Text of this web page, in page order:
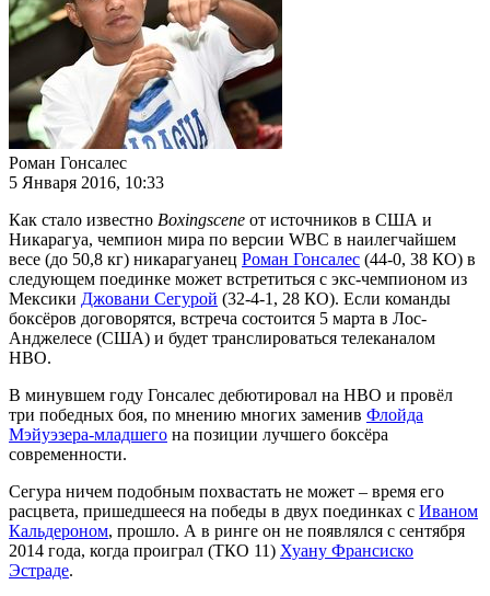
Роман Гонсалес
5 Января 2016, 10:33
Как стало известно Boxingscene от источников в США и
Никарагуа, чемпион мира по версии WBC в наилегчайшем
весе (до 50,8 кг) никарагуанец Роман Гонсалес (44-0, 38 КО) в
следующем поединке может встретиться с экс-чемпионом из
Мексики Джовани Сегурой (32-4-1, 28 КО). Если команды
боксёров договорятся, встреча состоится 5 марта в Лос-
Анджелесе (США) и будет транслироваться телеканалом
НВО.
В минувшем году Гонсалес дебютировал на НВО и провёл
три победных боя, по мнению многих заменив Флойда
Мэйуэзера-младшего на позиции лучшего боксёра
современности.
Сегура ничем подобным похвастать не может – время его
расцвета, пришедшееся на победы в двух поединках с Иваном
Кальдероном, прошло. А в ринге он не появлялся с сентября
2014 года, когда проиграл (ТКО 11) Хуану Франсиско
Эстраде.